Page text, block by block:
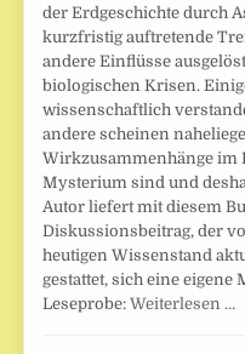
der Erdgeschichte durch
kurzfristig auftretende
andere Einflüsse
biologischen Krisen.
wissenschaftlich
andere scheinen
Wirkzusammenhänge im
Mysterium sind und
Autor liefert mit diesem
Diskussionsbeitrag, der
heutigen Wissenstand
gestattet, sich eine
Leseprobe:Weiterlesen …